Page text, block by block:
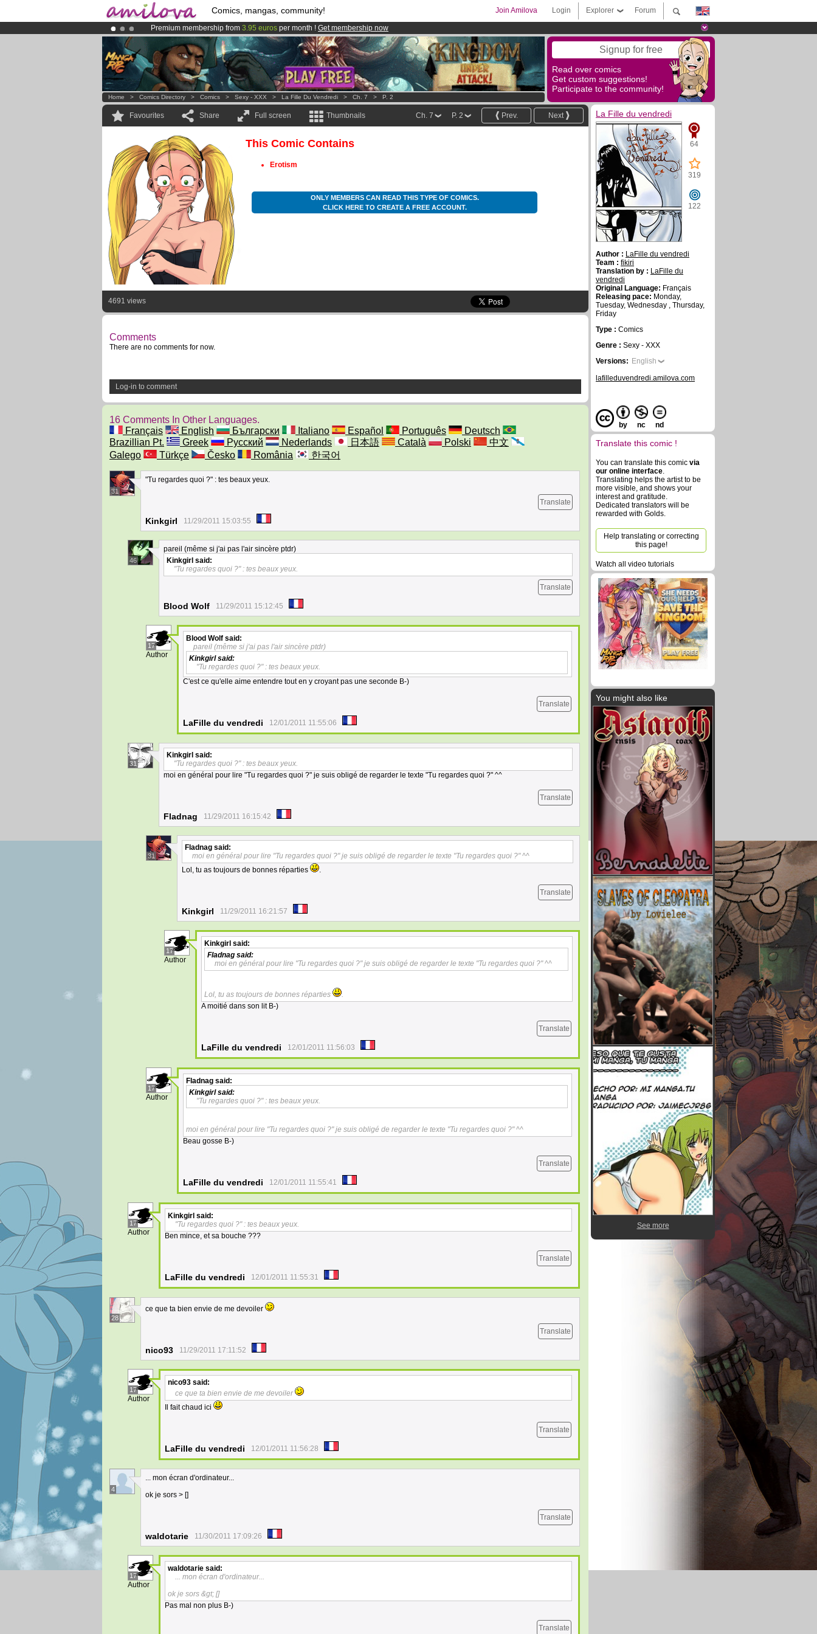
Comics, mangas, community! Forum
Explorer
Login
Join Amilova
Premium membership from 3.95 euros per month ! Get membership now
Already 100000membersand 1000comics & mangas!.
AmilovaKickstarter is now LIVE!. Signup for free
Read over comics
Get custom suggestions!
Participate to the community!
Home > Comics Directory > Comics > Sexy - XXX > La Fille Du Vendredi > Ch. 7 > P. 2
Favourites Share Full screen Thumbnails Next
Prev.
P. 2
Ch. 7
This Comic Contains
Erotism
ONLY MEMBERS CAN READ THIS TYPE OF COMICS.
CLICK HERE TO CREATE A FREE ACCOUNT.
4691 views
Comments
There are no comments for now.
Log-in to comment
16 Comments In Other Languages.
Français
English Български Italiano Español Português
Deutsch
Brazillian Pt.
Greek Русский Nederlands 日本語 Català Polski
中文
Galego
Türkçe Česko România 한국어
31
"Tu regardes quoi ?" : tes beaux yeux.
Translate
Kinkgirl 11/29/2011 15:03:55
46
pareil (même si j'ai pas l'air sincère ptdr)
Kinkgirl said:
"Tu regardes quoi ?" : tes beaux yeux.
Translate
Blood Wolf 11/29/2011 15:12:45
17
Author
Blood Wolf said:
pareil (même si j'ai pas l'air sincère ptdr)
Kinkgirlsaid:
"Tu regardes quoi ?" : tes beaux yeux.
C'est ce qu'elle aime entendre tout en y croyant pas une seconde B-)
Translate
LaFille du vendredi 12/01/2011 11:55:06
31
Kinkgirl said:
"Tu regardes quoi ?" : tes beaux yeux.
moi en général pour lire "Tu regardes quoi ?" je suis obligé de regarder le texte "Tu regardes quoi ?" ^^
Translate
Fladnag 11/29/2011 16:15:42
31
Fladnag said:
moi en général pour lire "Tu regardes quoi ?" je suis obligé de regarder le texte "Tu regardes quoi ?" ^^
Lol, tu as toujours de bonnes réparties
.
Translate
Kinkgirl 11/29/2011 16:21:57
17
Author
Kinkgirl said:
Fladnag said:
moi en général pour lire "Tu regardes quoi ?" je suis obligé de regarder le texte "Tu regardes quoi ?" ^^
Lol, tu as toujours de bonnes réparties
.
A moitié dans son lit B-)
Translate
LaFille du vendredi 12/01/2011 11:56:03
17
Author
Fladnag said:
Kinkgirlsaid:
"Tu regardes quoi ?" : tes beaux yeux.
moi en général pour lire "Tu regardes quoi ?" je suis obligé de regarder le texte "Tu regardes quoi ?" ^^
Beau gosse B-)
Translate
LaFille du vendredi 12/01/2011 11:55:41
17
Author
Kinkgirl said:
"Tu regardes quoi ?" : tes beaux yeux.
Ben mince, et sa bouche ???
Translate
LaFille du vendredi 12/01/2011 11:55:31
28
ce que ta bien envie de me devoiler
Translate
nico93 11/29/2011 17:11:52
17
Author
nico93 said:
ce que ta bien envie de me devoiler
Il fait chaud ici
Translate
LaFille du vendredi 12/01/2011 11:56:28
4
... mon écran d'ordinateur...
ok je sors > []
Translate
waldotarie 11/30/2011 17:09:26
17
Author
waldotarie said:
... mon écran d'ordinateur...
ok je sors &gt; []
Pas mal non plus B-)
Translate
La Fille du vendredi
64
319
122
Author : LaFille du vendredi
Team : fikiri
Translation by : LaFille du
vendredi
Original Language: Français
Releasing pace: Monday,
Tuesday, Wednesday , Thursday,
Friday
Type : Comics
Genre : Sexy - XXX
Versions: English
lafilleduvendredi.amilova.com
by nc nd
Translate this comic !
You can translate this comic via
our online interface.
Translating helps the artist to be
more visible, and shows your
interest and gratitude.
Dedicated translators will be
rewarded with Golds.
Help translating or correcting
this page!
Watch all video tutorials
You might also like
See more